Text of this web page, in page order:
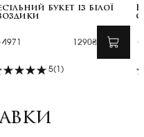
букет із білої
4971 1290₴
5(1)